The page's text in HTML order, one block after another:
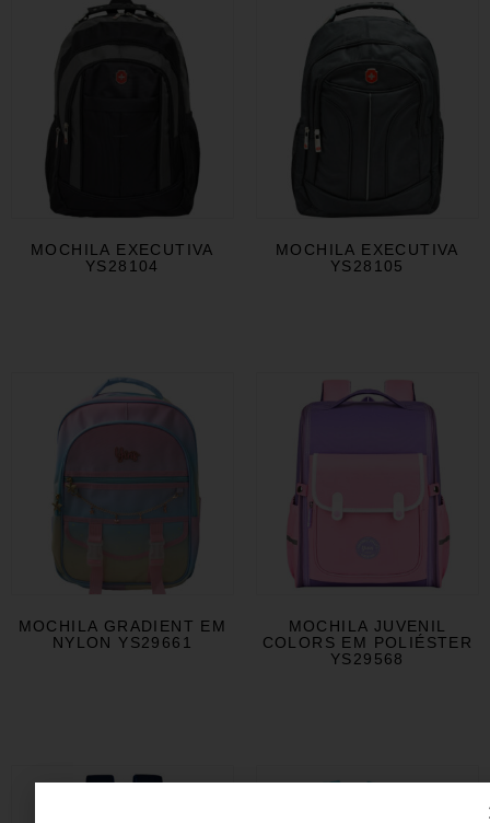
MOCHILA EXECUTIVA
YS28104
MOCHILA EXECUTIVA
YS28105
MOCHILA GRADIENT EM
NYLON YS29661
MOCHILA JUVENIL
COLORS EM POLIÉSTER
YS29568